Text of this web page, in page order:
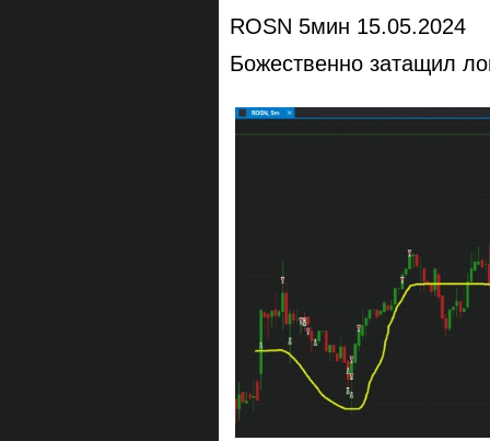
ROSN 5мин 15.05.2024
Божественно затащил